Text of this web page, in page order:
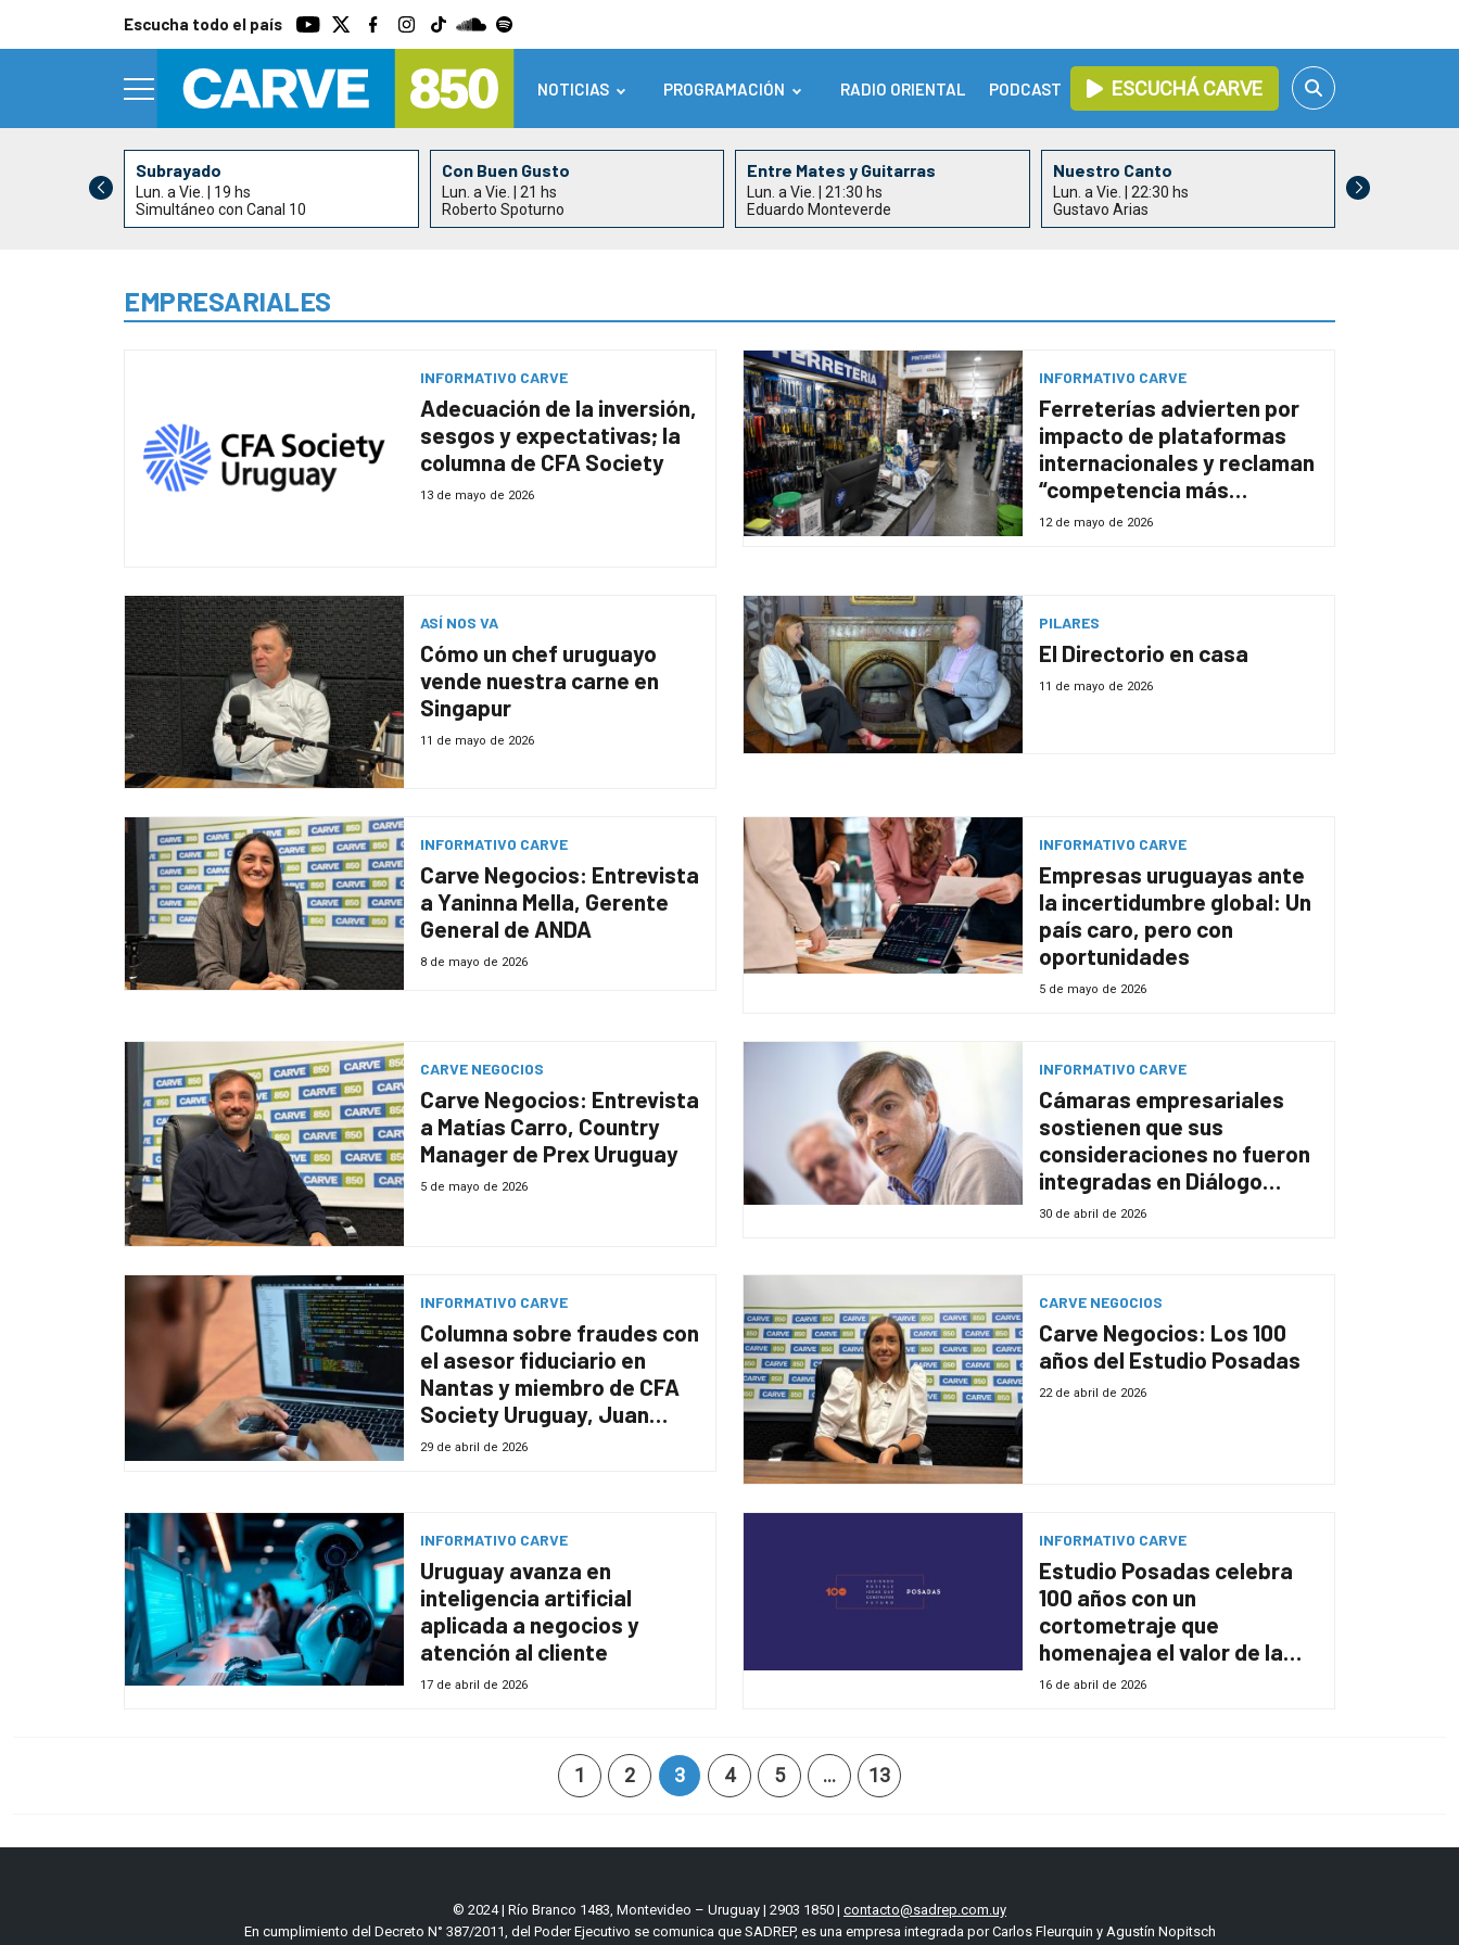
Escucha todo el país
NOTICIAS PROGRAMACIÓN RADIO ORIENTAL PODCAST ESCUCHÁ CARVE
Subrayado
Lun. a Vie. | 19 hs
Simultáneo con Canal 10
Con Buen Gusto
Lun. a Vie. | 21 hs
Roberto Spoturno
Entre Mates y Guitarras
Lun. a Vie. | 21:30 hs
Eduardo Monteverde
Nuestro Canto
Lun. a Vie. | 22:30 hs
Gustavo Arias
EMPRESARIALES
INFORMATIVO CARVE
Adecuación de la inversión,
sesgos y expectativas; la
columna de CFA Society
13 de mayo de 2026
INFORMATIVO CARVE
Ferreterías advierten por
impacto de plataformas
internacionales y reclaman
“competencia más
equitativa”
12 de mayo de 2026
ASÍ NOS VA
Cómo un chef uruguayo
vende nuestra carne en
Singapur
11 de mayo de 2026
PILARES
El Directorio en casa
11 de mayo de 2026
INFORMATIVO CARVE
Carve Negocios: Entrevista
a Yaninna Mella, Gerente
General de ANDA
8 de mayo de 2026
INFORMATIVO CARVE
Empresas uruguayas ante
la incertidumbre global: Un
país caro, pero con
oportunidades
5 de mayo de 2026
CARVE NEGOCIOS
Carve Negocios: Entrevista
a Matías Carro, Country
Manager de Prex Uruguay
5 de mayo de 2026
INFORMATIVO CARVE
Cámaras empresariales
sostienen que sus
consideraciones no fueron
integradas en Diálogo
Social
30 de abril de 2026
INFORMATIVO CARVE
Columna sobre fraudes con
el asesor fiduciario en
Nantas y miembro de CFA
Society Uruguay, Juan
Martín Rodríguez
29 de abril de 2026
CARVE NEGOCIOS
Carve Negocios: Los 100
años del Estudio Posadas
22 de abril de 2026
INFORMATIVO CARVE
Uruguay avanza en
inteligencia artificial
aplicada a negocios y
atención al cliente
17 de abril de 2026
INFORMATIVO CARVE
Estudio Posadas celebra
100 años con un
cortometraje que
homenajea el valor de la
firma
16 de abril de 2026
1 2 3 4 5 … 13
© 2024 | Río Branco 1483, Montevideo – Uruguay | 2903 1850 | contacto@sadrep.com.uy
En cumplimiento del Decreto N° 387/2011, del Poder Ejecutivo se comunica que SADREP, es una empresa integrada por Carlos Fleurquin y Agustín Nopitsch